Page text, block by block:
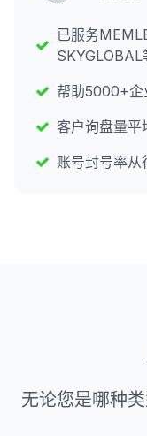
已服务
SKYGLOBAL
帮助5000+企
客户询盘量
账号封号率从
无论您是哪种